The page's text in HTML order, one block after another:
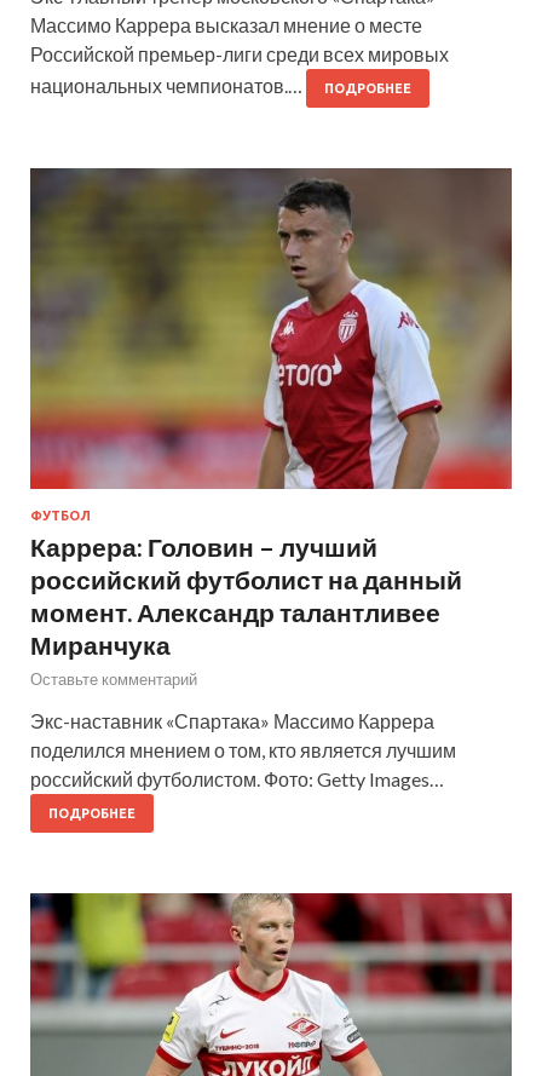
Массимо Каррера высказал мнение о месте
Российской премьер-лиги среди всех мировых
национальных чемпионатов.…
ПОДРОБНЕЕ
ФУТБОЛ
Каррера: Головин – лучший
российский футболист на данный
момент. Александр талантливее
Миранчука
Оставьте комментарий
Экс-наставник «Спартака» Массимо Каррера
поделился мнением о том, кто является лучшим
российский футболистом. Фото: Getty Images…
ПОДРОБНЕЕ